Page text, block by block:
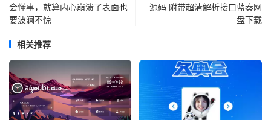
会懂事，就算内心崩溃了表面也
要波澜不惊 ​​​​
源码 附带超清解析接口蓝奏网
盘下载
相关推荐